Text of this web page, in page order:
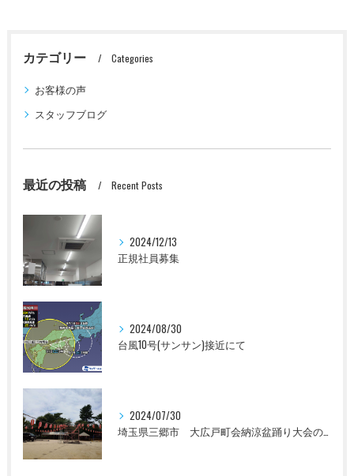
カテゴリー Categories
お客様の声
スタッフブログ
最近の投稿 Recent Posts
2024/12/13
正規社員募集
2024/08/30
台風10号(サンサン)接近にて
2024/07/30
埼玉県三郷市 大広戸町会納涼盆踊り大会のお知らせ 2024